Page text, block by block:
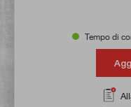
Tempo di